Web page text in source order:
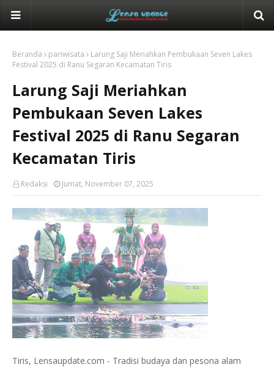
Beranda pariwisata
Larung Saji Meriahkan Pembukaan Seven Lakes
Festival 2025 di Ranu Segaran Kecamatan Tiris
Larung Saji Meriahkan
Pembukaan Seven Lakes
Festival 2025 di Ranu Segaran
Kecamatan Tiris
Redaksi Jumat, November 07, 2025
Tiris, Lensaupdate.com - Tradisi budaya dan pesona alam